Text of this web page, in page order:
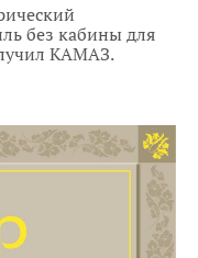
без кабины для
КАМАЗ.